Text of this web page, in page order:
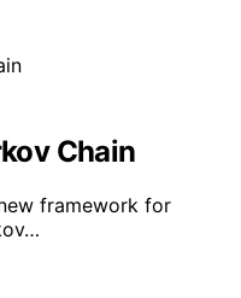
Chain
framework for